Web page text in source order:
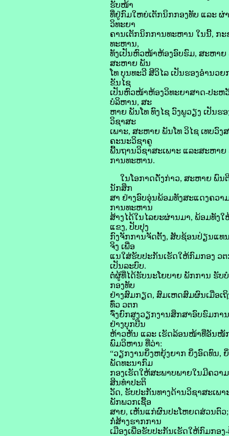
ຮັບໜ້າ
ທີ່ຢູ່ກົມໃຫຍ່ເຕັກນິກກອງທັບ ແລະ ຜ່
ວິທະຍາ
ຄານເຕັກນິກການທະຫານ ໃນນີ້, ກ
ທະຫານ,
ທັງເປັນຫົວໜ້າຫ້ອງອົບຮົມ, ສະຫາຍ
ສະຫາຍ ພັນ
ໂທ ບຸນທະວີ ສີວິໄລ ເປັນຮອງອໍານວ
ຂັນໄຊ
ເປັນຫົວໜ້າຫ້ອງວິທະຍາສາດ-ປະຫ
ບໍລິຫານ, ສະ
ຫາຍ ພັນໂທ ທົງໄຊ ວົງພູວຽງ ເປັນ
ວິຊາສະ
ເພາະ, ສະຫາຍ ພັນໂທ ວິໄຊ ເທບວົ
ຄະນະວິຊາຄູ
ພື້ນຖານວິຊາສະເພາະ ແລະສະຫາ
ການທະຫານ.
ໃນໂອກາດດັ່ງກ່າວ, ສະຫາຍ ພົນ
ນັກສຶກ
ສາ ຢ່າງອົບອຸ່ນພ້ອມທັງສະແດງຄວ
ການທະຫານ
ສ້າງໄດ້ໃນໄລຍະຜ່ານມາ, ພ້ອມທັງ
ແຂງ, ປັບປຸງ
ກົງຈັກການຈັດຕັ້ງ, ສັບຊ້ອນປ່ຽນແທ
ຈິງ ເພື່ອ
ແນໃສ່ຮັບປະກັນເຮັດໃຫ້ກົມກອງ ວ
ເປັນລະບົບ.
ຕໍ່ຜູ້ທີ່ໄດ້ຮັບນະໂຍບາຍ ພັກການ ຮັບ
ກອງທັບ
ຢ່າງສົມກຽດ, ສົມເຫດສົມຜົນເມື່ອ
ທົ່ວ ວຕກ
ຈົ່ງຍົກສູງວຽກງານສຶກສາອົບຮົມກ
ຢ່າງບຸກບືນ
ຫ້າວຫັນ ແລະ ເຮັດລ້ອນໜ້າທີ່ອັນໜັກ
ພົມວິຫານ ທີ່ວ່າ:
“ວຽກງານຍິ່ງຫຍຸ້ງຍາກ ຍິ່ງອົດທົນ,
ພັດທະນາກົມ
ກອງເຮັດໃຫ້ສະພາບພາຍໃນມີຄວາ
ສິນທໍາປະຕິ
ວັດ, ຮັບປະກັນທາງດ້ານວິຊາສະເພ
ພັກພວກເຊື້ອ
ສາຍ, ເຫັນແກ່ຜົນປະໂຫຍດສ່ວນຕົວ
ກໍ່ສ້າງຮາກການ
ເມືອງເພື່ອຮັບປະກັນເຮັດໃຫ້ກົມກອ